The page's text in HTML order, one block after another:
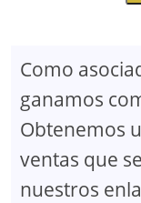
Como
ganamos
Obtenemos
ventas que
nuestros